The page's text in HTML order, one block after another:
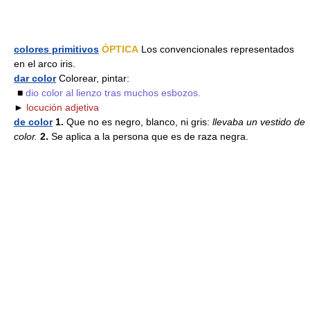
colores primitivos ÓPTICA Los convencionales representados
en el arco iris.
dar colorColorear, pintar:
■ dio color al lienzo tras muchos esbozos.
► locución adjetiva
de color 1. Que no es negro, blanco, ni gris: llevaba un vestido de
color. 2. Se aplica a la persona que es de raza negra.